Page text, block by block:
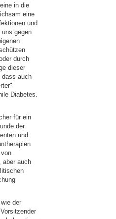
in die
eine
und
gegen
durch
dieser
dass auch
Diabetes.
für ein
der
und
aber auch
der